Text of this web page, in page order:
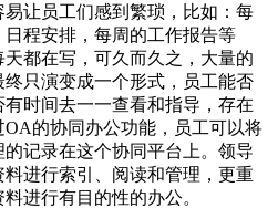
让员工们感到繁琐，比如：每
程安排，每周的工作报告等
都在写，可久而久之，大量的
只演变成一个形式，员工能否
时间去一一查看和指导，存在
的协同办公功能，员工可以将
记录在这个协同平台上。领导
进行索引、阅读和管理，更重
进行有目的性的办公。